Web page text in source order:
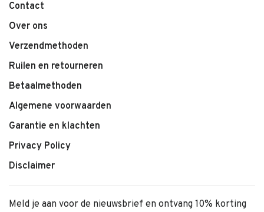
Contact
Over ons
Verzendmethoden
Ruilen en retourneren
Betaalmethoden
Algemene voorwaarden
Garantie en klachten
Privacy Policy
Disclaimer
Meld je aan voor de nieuwsbrief en ontvang 10% korting